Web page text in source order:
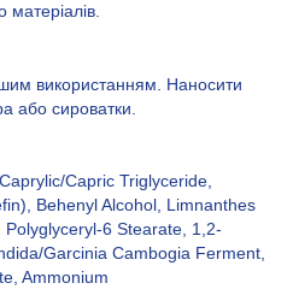
матеріалів.
використанням. Наносити
або сироватки.
Capric Triglyceride,
Behenyl Alcohol, Limnanthes
6 Stearate, 1,2-
Garcinia Cambogia Ferment,
Ammonium